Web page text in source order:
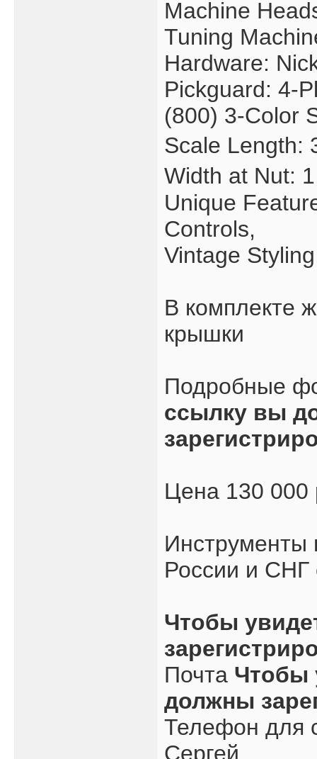
Machine
Tuning
Hardware:
Pickguard: 4-
(800) 3-Color
Scale Length:
Width at Nut:
Unique
Controls,
Vintage
В комплекте
крышки
Подробные
ссылку вы
Цена 130 000
Инструменты
России и СНГ
Чтобы
Почта Чтобы
должны
Телефон для
Сергей